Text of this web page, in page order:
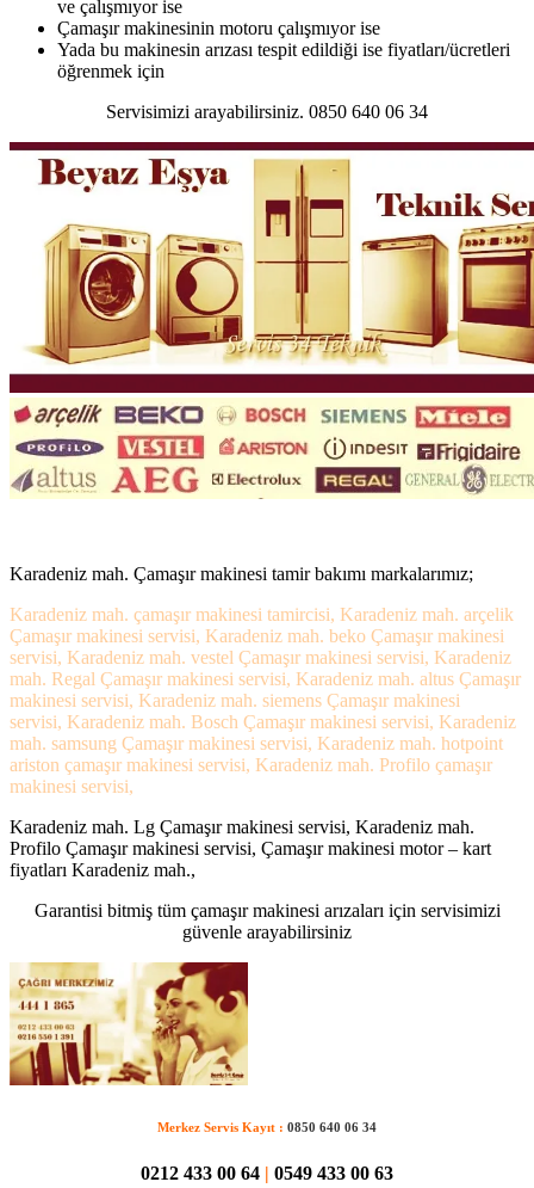
ve çalışmıyor ise
Çamaşır makinesinin motoru çalışmıyor ise
Yada bu makinesin arızası tespit edildiği ise fiyatları/ücretleri
öğrenmek için
Servisimizi arayabilirsiniz. 0850 640 06 34
Karadeniz mah. Çamaşır makinesi tamir bakımı markalarımız;
Karadeniz mah. çamaşır makinesi tamircisi, Karadeniz mah. arçelik
Çamaşır makinesi servisi, Karadeniz mah. beko Çamaşır makinesi
servisi, Karadeniz mah. vestel Çamaşır makinesi servisi, Karadeniz
mah. Regal Çamaşır makinesi servisi, Karadeniz mah. altus Çamaşır
makinesi servisi, Karadeniz mah. siemens Çamaşır makinesi
servisi, Karadeniz mah. Bosch Çamaşır makinesi servisi, Karadeniz
mah. samsung Çamaşır makinesi servisi, Karadeniz mah. hotpoint
ariston çamaşır makinesi servisi, Karadeniz mah. Profilo çamaşır
makinesi servisi,
Karadeniz mah. Lg Çamaşır makinesi servisi, Karadeniz mah.
Profilo Çamaşır makinesi servisi, Çamaşır makinesi motor – kart
fiyatları Karadeniz mah.,
Garantisi bitmiş tüm çamaşır makinesi arızaları için servisimizi
güvenle arayabilirsiniz
Merkez Servis Kayıt : 0850 640 06 34
0212 433 00 64 0549 433 00 63